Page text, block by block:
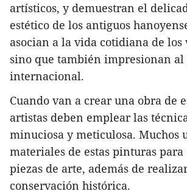
artísticos, y demuestran el
estético de los antiguos
asocian a la vida cotidiana de
sino que también impresionan
internacional.
Cuando van a crear una obra de
artistas deben emplear las
minuciosa y meticulosa. Muchos
materiales de estas pinturas
piezas de arte, además de
conservación histórica.